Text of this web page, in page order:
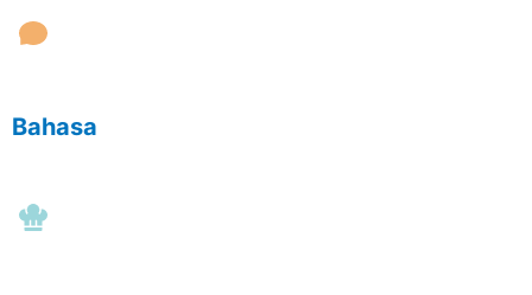
Bahasa